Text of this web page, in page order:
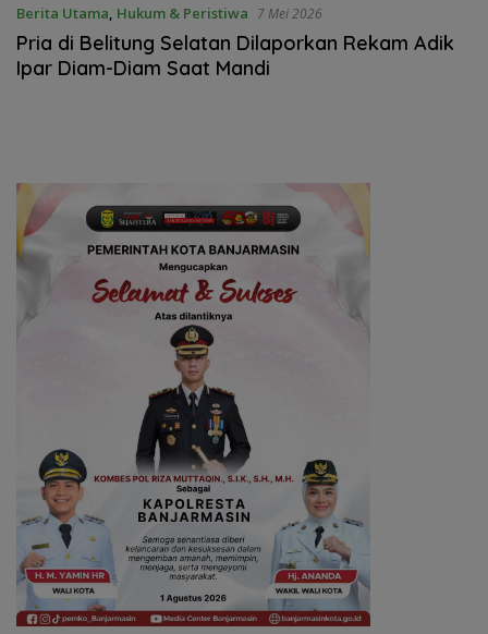
Berita Utama, Hukum & Peristiwa 7 Mei 2026
Pria di Belitung Selatan Dilaporkan Rekam Adik
Ipar Diam-Diam Saat Mandi